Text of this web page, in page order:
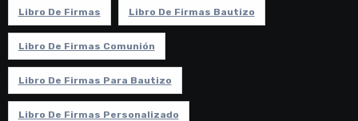
Libro De Firmas Libro De Firmas Bautizo
Libro De Firmas Comunión
Libro De Firmas Para Bautizo
Libro De Firmas Personalizado